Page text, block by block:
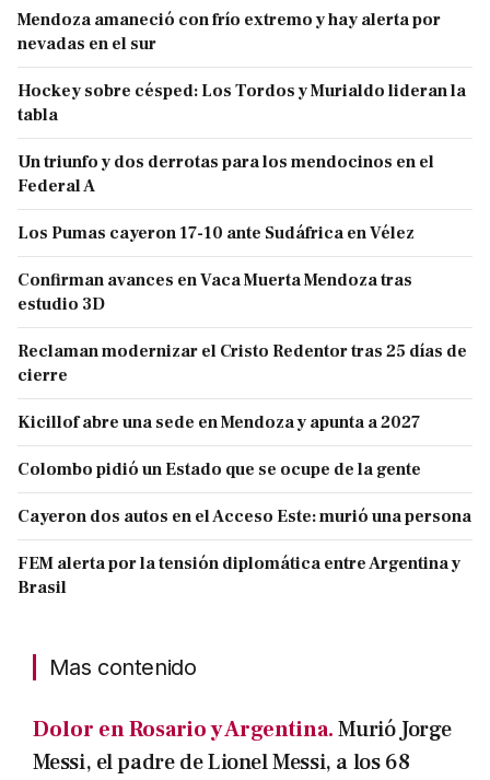
Mendoza amaneció con frío extremo y hay alerta por
nevadas en el sur
Hockey sobre césped: Los Tordos y Murialdo lideran la
tabla
Un triunfo y dos derrotas para los mendocinos en el
Federal A
Los Pumas cayeron 17-10 ante Sudáfrica en Vélez
Confirman avances en Vaca Muerta Mendoza tras
estudio 3D
Reclaman modernizar el Cristo Redentor tras 25 días de
cierre
Kicillof abre una sede en Mendoza y apunta a 2027
Colombo pidió un Estado que se ocupe de la gente
Cayeron dos autos en el Acceso Este: murió una persona
FEM alerta por la tensión diplomática entre Argentina y
Brasil
Mas contenido
Dolor en Rosario y Argentina.Murió Jorge
Messi, el padre de Lionel Messi, a los 68